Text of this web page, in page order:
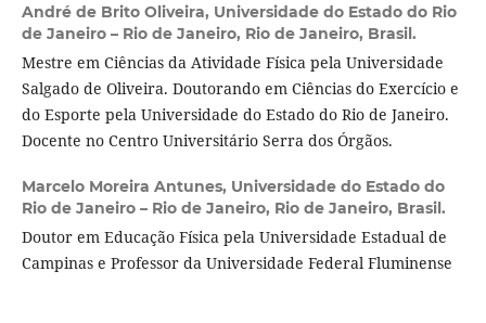
André de Brito Oliveira, Universidade do Estado do Rio
de Janeiro – Rio de Janeiro, Rio de Janeiro, Brasil.
Mestre em Ciências da Atividade Física pela Universidade
Salgado de Oliveira. Doutorando em Ciências do Exercício e
do Esporte pela Universidade do Estado do Rio de Janeiro.
Docente no Centro Universitário Serra dos Órgãos.
Marcelo Moreira Antunes, Universidade do Estado do
Rio de Janeiro – Rio de Janeiro, Rio de Janeiro, Brasil.
Doutor em Educação Física pela Universidade Estadual de
Campinas e Professor da Universidade Federal Fluminense